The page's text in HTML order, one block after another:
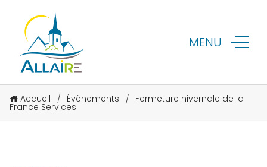
MENU
Accueil / Évènements / Fermeture hivernale de la
France Services